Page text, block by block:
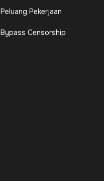
Peluang Pekerjaan
Bypass Censorship